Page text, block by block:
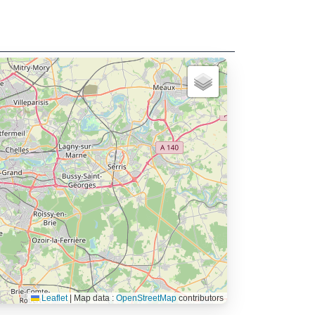
Leaflet Map data : OpenStreetMapcontributors